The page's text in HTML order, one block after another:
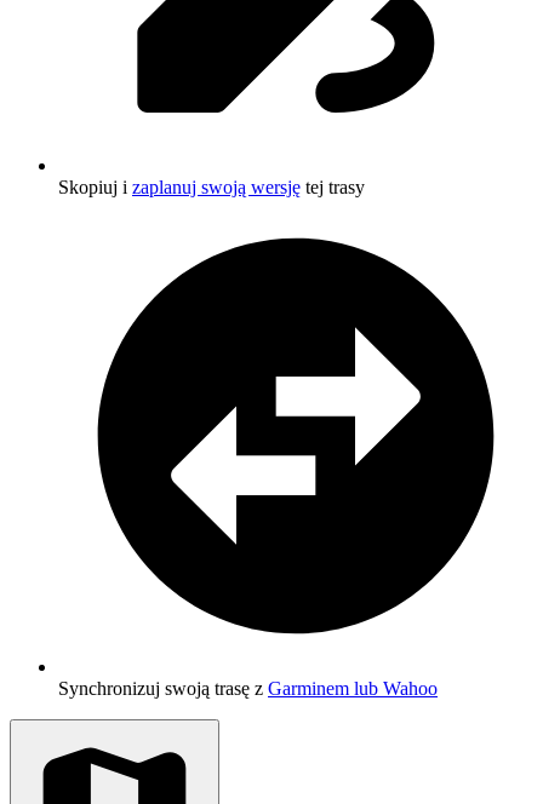
Skopiuj i zaplanuj swoją wersję tej trasy
Synchronizuj swoją trasę z Garminem lub Wahoo